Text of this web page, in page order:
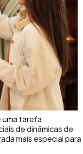
uma tarefa
de dinâmicas de
mais especial para